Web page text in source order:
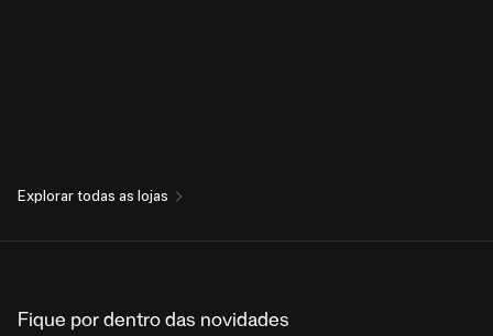
Explorar todas as lojas
Fique por dentro das novidades